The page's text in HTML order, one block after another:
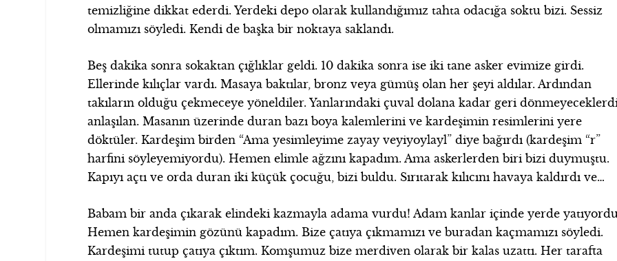
temizliğine dikkat ederdi. Yerdeki depo olarak kullandığımız tahta odacığa soktu bizi. Sessiz
olmamızı söyledi. Kendi de başka bir noktaya saklandı.
Beş dakika sonra sokaktan çığlıklar geldi. 10 dakika sonra ise iki tane asker evimize girdi.
Ellerinde kılıçlar vardı. Masaya baktılar, bronz veya gümüş olan her şeyi aldılar. Ardından
takıların olduğu çekmeceye yöneldiler. Yanlarındaki çuval dolana kadar geri
anlaşılan. Masanın üzerinde duran bazı boya kalemlerini ve kardeşimin resimlerini yere
döktüler. Kardeşim birden “Ama yesimleyime zayay veyiyoylayl” diye bağırdı (kardeşim “r”
harfini söyleyemiyordu). Hemen elimle ağzını kapadım. Ama askerlerden biri bizi duymuştu.
Kapıyı açtı ve orda duran iki küçük çocuğu, bizi buldu. Sırıtarak kılıcını havaya kaldırdı ve…
Babam bir anda çıkarak elindeki kazmayla adama vurdu! Adam kanlar içinde yerde
Hemen kardeşimin gözünü kapadım. Bize çatıya çıkmamızı ve buradan kaçmamızı söyledi.
Kardeşimi tutup çatıya çıktım. Komşumuz bize merdiven olarak bir kalas uzattı. Her tarafta